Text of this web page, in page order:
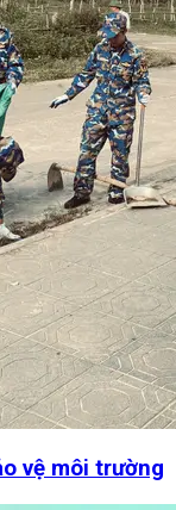
vệ môi trường